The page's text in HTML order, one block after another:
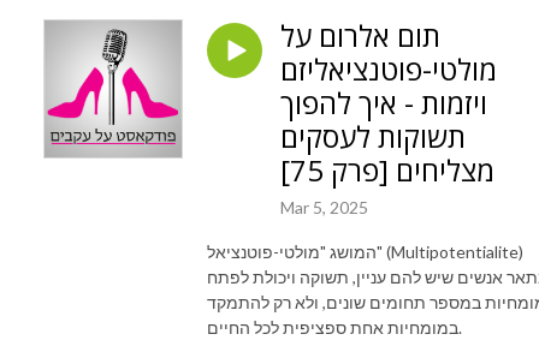
תום אלרום על
מולטי-פוטנציאליזם
ויזמות - איך להפוך
תשוקות לעסקים
מצליחים [פרק 75]
Mar 5, 2025
המושג "מולטי-פוטנציאל" (Multipotentialite)
אנשים שיש להם עניין, תשוקה ויכולת לפתח
במספר תחומים שונים, ולא רק להתמקד
במומחיות אחת ספציפית לכל החיים.